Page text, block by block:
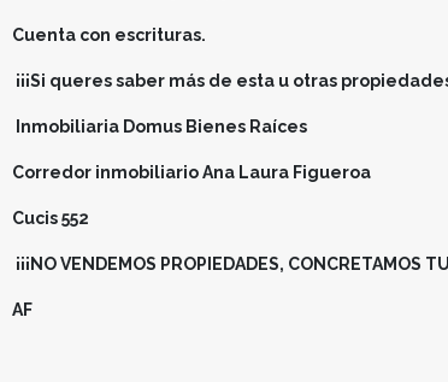
Cuenta con escrituras.
¡¡¡Si queres saber más de esta u otras
Inmobiliaria Domus Bienes Raíces
Corredor inmobiliario Ana Laura Figueroa
Cucis 552
¡¡¡NO VENDEMOS PROPIEDADES, CONCRETAMOS
AF